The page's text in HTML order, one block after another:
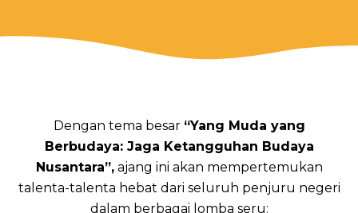
Dengan tema besar “Yang Muda yang
Berbudaya: Jaga Ketangguhan Budaya
Nusantara”,ajang ini akan mempertemukan
talenta-talenta hebat dari seluruh penjuru negeri
dalam berbagai lomba seru: